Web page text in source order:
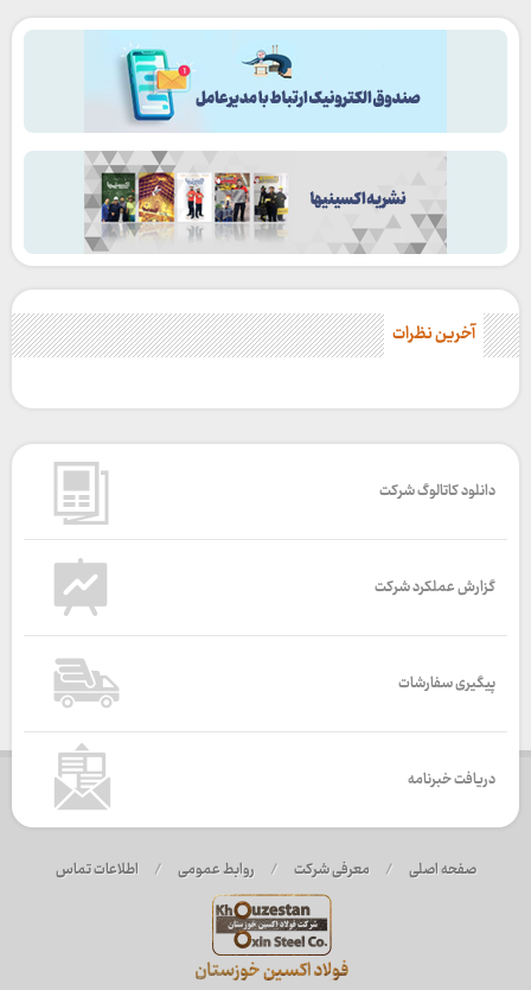
آخرین نظرات
دانلود کاتالوگ شرکت
گزارش عملکرد شرکت
پیگیری سفارشات
دریافت خبرنامه
صفحه اصلی / معرفی شرکت / روابط عمومی / اطلاعات تماس